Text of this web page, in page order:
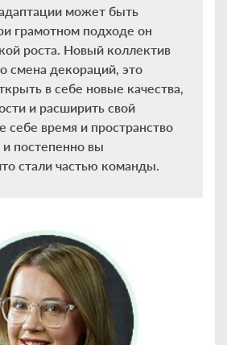
может быть
грамотном подходе он
роста. Новый коллектив
смена декораций, это
в себе новые качества,
и расширить свой
себе время и пространство
постепенно вы
стали частью команды.